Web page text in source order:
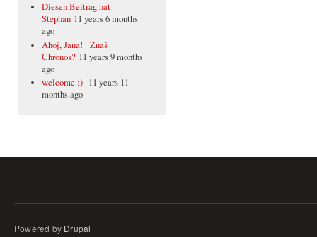
Diesen Beitrag hat
Stephan 11 years 6 months
ago
Ahoj, Jana! Znaš
Chronos? 11 years 9 months
ago
welcome :) 11 years 11
months ago
Powered by Drupal